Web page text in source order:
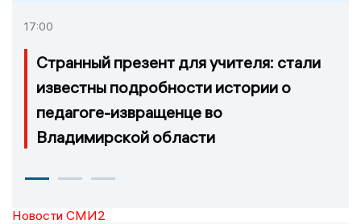
17:00
Странный презент для учителя: стали
известны подробности истории о
педагоге-извращенце во
Владимирской области
Новости СМИ2